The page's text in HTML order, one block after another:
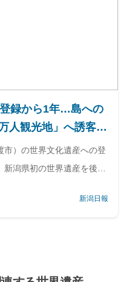
登録から1年…島への
人観光地」へ誘客促
市）の世界文化遺産への登
潟県初の世界遺産を後世
の伸びで、佐渡市は２０２
新潟日報